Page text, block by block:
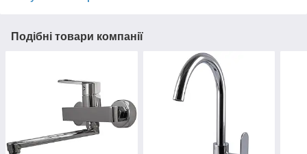
Подібні товари компанії